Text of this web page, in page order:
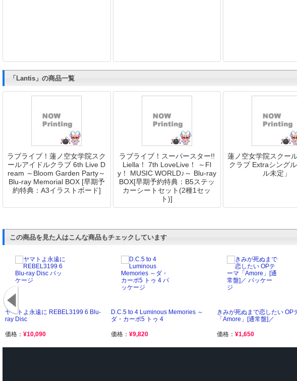
「Lantis」の商品一覧
ラブライブ！蓮ノ空女学院スク
ールアイドルクラブ 6th Live D
ream ～Bloom Garden Party～
Blu-ray Memorial BOX [早期予
約特典：A3イラストボード]
ラブライブ！スーパースター!!
Liella！ 7th LoveLive！ ～Fl
y！ MUSIC WORLD♪～ Blu-ray
BOX[早期予約特典：B5ステッ
カーシートセット(2種1セッ
ト)]
蓮ノ空女学院スクー
クラブ Extraシング
ル未定」
この商品を見た人はこんな商品もチェックしています
ヤマトよ永遠に REBEL3199 6 Blu-
ray Disc
価格： ¥10,090
D.C.5 to 4 Luminous Memories ～
ダ・カーポ5 トゥ 4
価格： ¥9,820
きみが死ぬまで恋したい OP
「Amore」[通常盤]／
価格： ¥1,650